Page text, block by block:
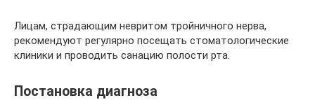
Лицам, страдающим невритом тройничного нерва,
рекомендуют регулярно посещать стоматологические
клиники и проводить санацию полости рта.
Постановка диагноза